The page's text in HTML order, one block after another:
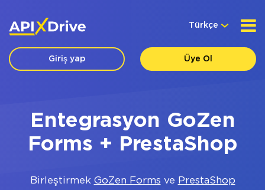
Türkçe
Giriş yap Üye Ol
Entegrasyon GoZen
Forms + PrestaShop
Birleştirmek GoZen Forms ve PrestaShop